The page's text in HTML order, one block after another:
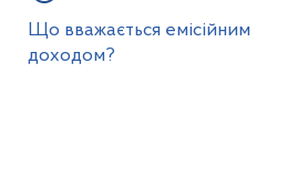
Що вважається емісійним
доходом?